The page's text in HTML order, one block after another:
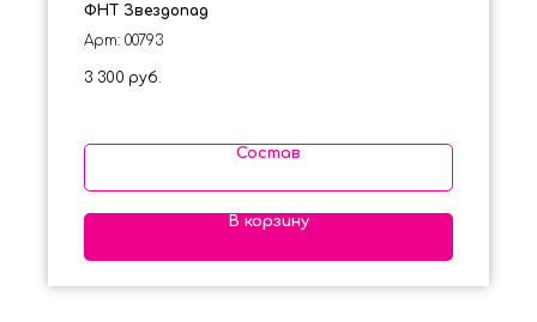
ФНТ Звездопад
Арт: 00793
3 300 руб.
Состав
В корзину